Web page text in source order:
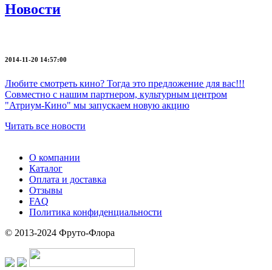
Новости
2014-11-20 14:57:00
Любите смотреть кино? Тогда это предложение для вас!!!
Совместно с нашим партнером, культурным центром
"Атриум-Кино" мы запускаем новую акцию
Читать все новости
О компании
Каталог
Оплата и доставка
Отзывы
FAQ
Политика конфиденциальности
© 2013-2024 Фруто-Флора